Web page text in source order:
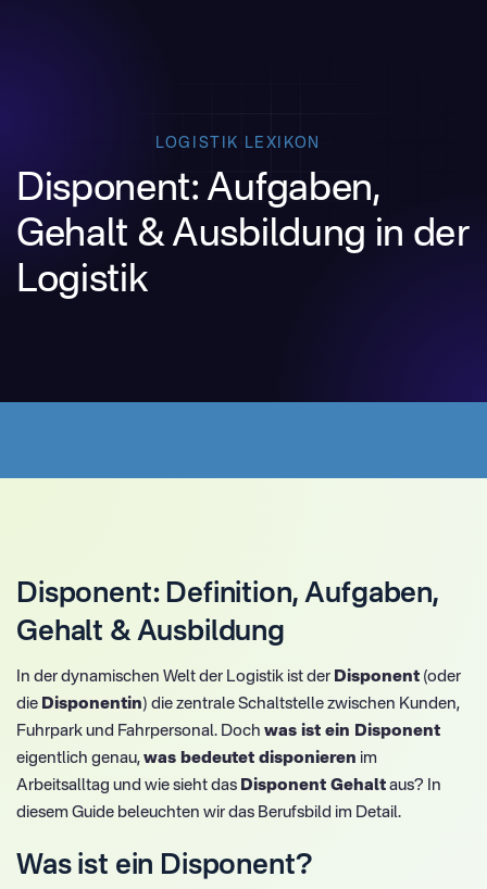
LOGISTIK LEXIKON
Disponent: Aufgaben,
Gehalt & Ausbildung in der
Logistik
Disponent: Definition, Aufgaben,
Gehalt & Ausbildung
In der dynamischen Welt der Logistik ist der Disponent (oder
die Disponentin) die zentrale Schaltstelle zwischen Kunden,
Fuhrpark und Fahrpersonal. Doch was ist ein Disponent
eigentlich genau, was bedeutet disponieren im
Arbeitsalltag und wie sieht das Disponent Gehalt aus? In
diesem Guide beleuchten wir das Berufsbild im Detail.
Was ist ein Disponent?